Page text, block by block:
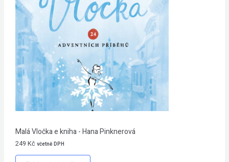
Malá Vločka e kniha - Hana Pinknerová
249 Kč včetně DPH